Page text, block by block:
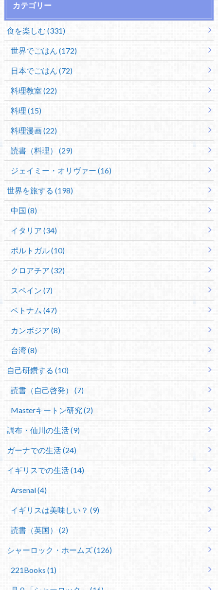
カテゴリー
食を楽しむ (331)
世界でごはん (172)
日本でごはん (72)
料理教室 (22)
料理 (15)
料理漫画 (22)
読書（料理） (29)
ジェイミー・オリヴァー (16)
世界を旅する (198)
中国 (8)
イタリア (34)
ポルトガル (10)
クロアチア (32)
スペイン (7)
ベトナム (47)
カンボジア (8)
台湾 (8)
自己研鑽する (10)
読書（自己啓発） (7)
Masterキートン研究 (2)
調布・仙川の生活 (9)
ガーナでの生活 (24)
イギリスでの生活 (14)
Arsenal (4)
イギリスは美味しい？ (9)
読書（英国） (2)
シャーロック・ホームズ (126)
221Books (1)